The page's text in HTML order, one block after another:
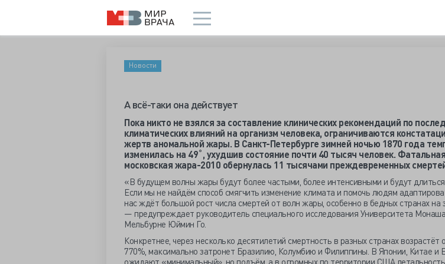
Новости
А всё-таки она действует
Пока никто не взялся за составление клинических рекомендаций по
климатических влияний на организм человека, ограничиваются
жертв аномальной жары. В Санкт-Петербурге зимней ночью 1870 года
изменилась на 49˚, ухудшив состояние почти 40 тысяч человек. Фатальная
московская жара-2010 обернулась 11 тысячами преждевременных
«В будущем волны жары будут более частыми, более интенсивными и будут
Если мы не найдём способ смягчить изменение климата и помочь людям
нас ждёт большой рост числа смертей от волн жары, особенно в бедных странах на
— предупреждает руководитель специального исследования Университета
Мельбурне Юймин Го.
Конкретнее, через несколько десятилетий смертность в разных странах возрастёт
770%, максимально затронет Бразилию, Колумбию и Филиппины. В Японии, Китае и
ожидают «минимальный», но подъём, а в огромных по территории США летальность